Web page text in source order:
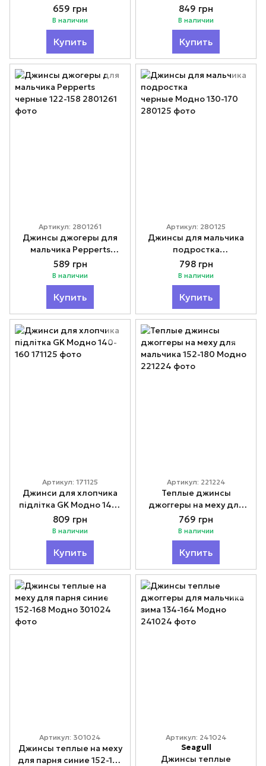
мальчика 158-176 Модно
659 грн
В наличии
Купить
резинке Модно 152-164
849 грн
В наличии
Купить
Артикул: 2801261
Джинсы джогеры для
мальчика Pepperts
черные 122-158
589 грн
В наличии
Купить
Артикул: 280125
Джинсы для мальчика
подростка
черные Модно 130-170
798 грн
В наличии
Купить
Артикул: 171125
Джинси для хлопчика
підлітка GK Модно 140-
160
809 грн
В наличии
Купить
Артикул: 221224
Теплые джинсы
джоггеры на меху для
мальчика 152-180 Модно
769 грн
В наличии
Купить
Артикул: 301024
Джинсы теплые на меху
для парня синие 152-168
Артикул: 241024
Seagull
Джинсы теплые